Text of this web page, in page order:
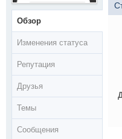
Обзор
Изменения статуса
Репутация
Друзья
Темы
Сообщения